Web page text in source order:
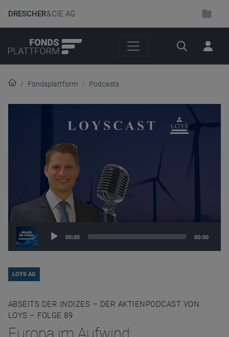
DRESCHER& CIE AG
Suche
Fondsplattform Podcasts
Audio
00:00 00:00
LOYS AG
ABSEITS DER INDIZES – DER AKTIENPODCAST VON
LOYS – FOLGE 89